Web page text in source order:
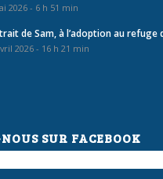
2026 - 6 h 51 min
de Sam, à l’adoption au refuge
2026 - 16 h 21 min
SUR FACEBOOK